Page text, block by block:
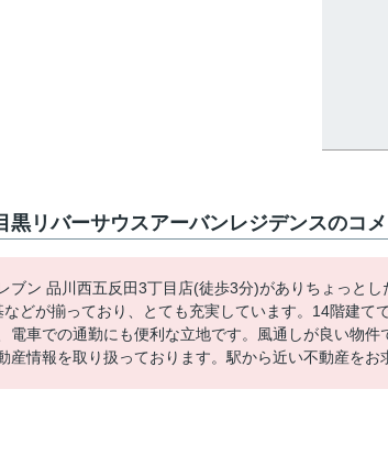
黒リバーサウスアーバンレジデンスのコ
ブン 品川西五反田3丁目店(徒歩3分)がありちょっと
どが揃っており、とても充実しています。14階建て
電車での通勤にも便利な立地です。風通しが良い物
産情報を取り扱っております。駅から近い不動産を